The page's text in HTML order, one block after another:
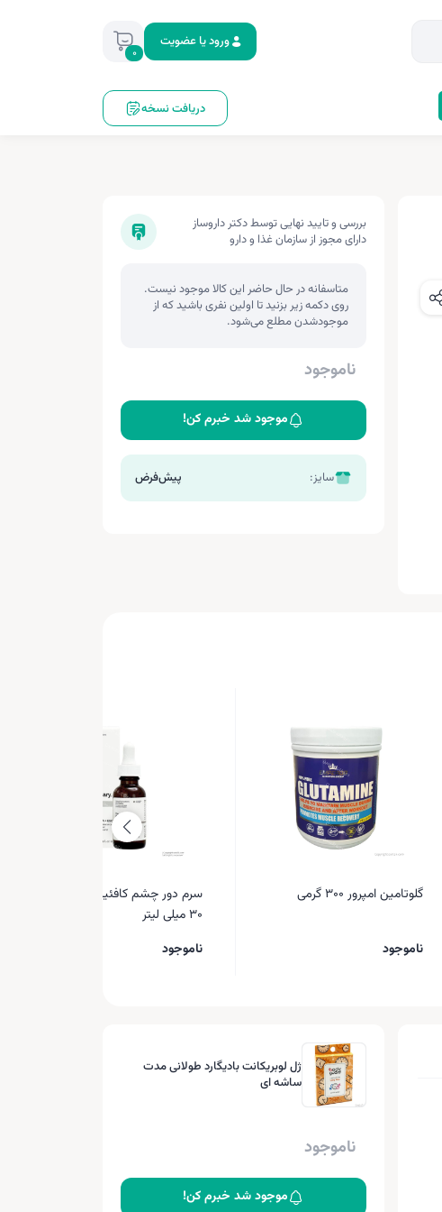
ورود یا عضویت
0
دریافت نسخه
بررسی و تایید نهایی توسط دکتر داروساز
دارای مجوز از سازمان غذا و دارو
متاسفانه در حال حاضر این کالا موجود نیست.
روی دکمه زیر بزنید تا اولین نفری باشید که از
موجودشدن مطلع می‌شود.
ناموجود
موجود شد خبرم کن!
سایز: پیش‌فرض
گلوتامین امپرور ۳۰۰ گرمی
ناموجود
30 میلی لیتر
ناموجود
ژل لوبریکانت بادیگارد طولانی مدت
ساشه ای
ناموجود
موجود شد خبرم کن!